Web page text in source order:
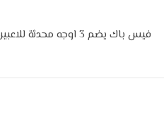
فيس باك يضم 3 اوجه محدثة للاعبين برشلونة لبيس 18